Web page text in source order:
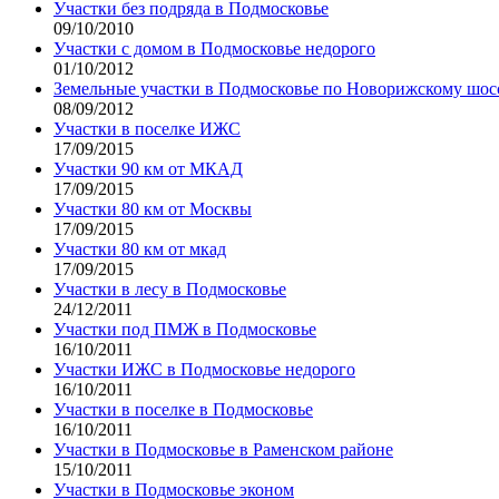
Участки без подряда в Подмосковье
09/10/2010
Участки с домом в Подмосковье недорого
01/10/2012
Земельные участки в Подмосковье по Новорижскому
08/09/2012
Участки в поселке ИЖС
17/09/2015
Участки 90 км от МКАД
17/09/2015
Участки 80 км от Москвы
17/09/2015
Участки 80 км от мкад
17/09/2015
Участки в лесу в Подмосковье
24/12/2011
Участки под ПМЖ в Подмосковье
16/10/2011
Участки ИЖС в Подмосковье недорого
16/10/2011
Участки в поселке в Подмосковье
16/10/2011
Участки в Подмосковье в Раменском районе
15/10/2011
Участки в Подмосковье эконом